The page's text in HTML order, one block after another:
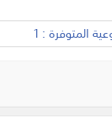
المتوفرة : 1